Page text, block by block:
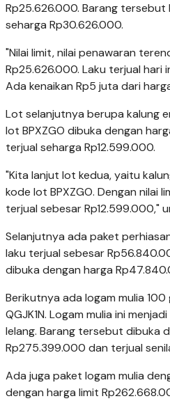
Rp25.626.000. Barang tersebut
seharga Rp30.626.000.
"Nilai limit, nilai penawaran
Rp25.626.000. Laku terjual hari
Ada kenaikan Rp5 juta dari
Lot selanjutnya berupa kalung
lot BPXZGO dibuka dengan
terjual seharga Rp12.599.000.
"Kita lanjut lot kedua, yaitu
kode lot BPXZGO. Dengan nilai
terjual sebesar Rp12.599.000,"
Selanjutnya ada paket
laku terjual sebesar
dibuka dengan harga
Berikutnya ada logam mulia
QGJK1N. Logam mulia ini
lelang. Barang tersebut dibuka
Rp275.399.000 dan terjual
Ada juga paket logam mulia
dengan harga limit